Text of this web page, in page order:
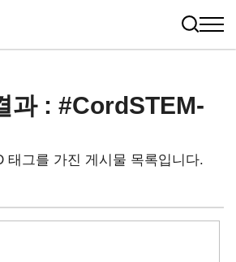
과 : #CordSTEM-
태그를 가진 게시물 목록입니다.